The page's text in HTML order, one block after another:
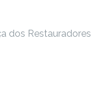
dos Restauradores